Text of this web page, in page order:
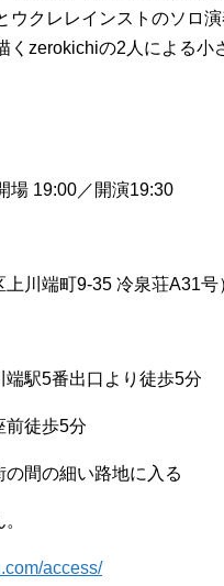
ウクレレインストのソロ
くzerokichiの2人による小
場 19:00／開演19:30
上川端町9-35 冷泉荘A31号
駅5番出口より徒歩5分
前徒歩5分
間の細い路地に入る
access/